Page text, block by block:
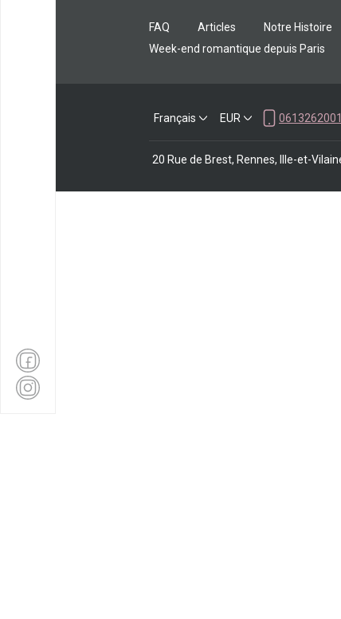
FAQ Articles Notre Histoire
Week-end romantique depuis Paris
Français EUR 0613262001
20 Rue de Brest, Rennes, Ille-et-